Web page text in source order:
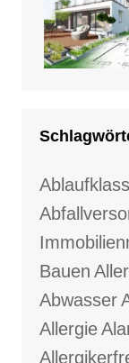
Bauen
Abwasser
Allergie